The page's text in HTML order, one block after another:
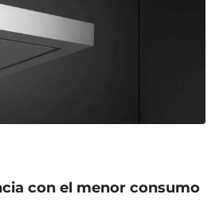
con el menor consumo